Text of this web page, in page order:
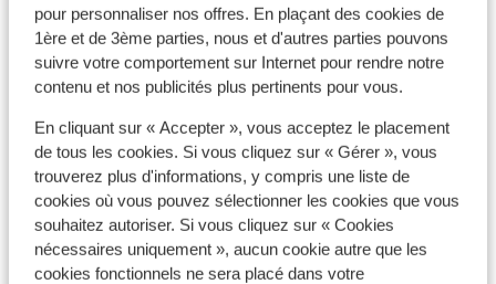
pour personnaliser nos offres. En plaçant des cookies de
1ère et de 3ème parties, nous et d'autres parties pouvons
suivre votre comportement sur Internet pour rendre notre
contenu et nos publicités plus pertinents pour vous.
En cliquant sur « Accepter », vous acceptez le placement
de tous les cookies. Si vous cliquez sur « Gérer », vous
trouverez plus d'informations, y compris une liste de
cookies où vous pouvez sélectionner les cookies que vous
souhaitez autoriser. Si vous cliquez sur « Cookies
nécessaires uniquement », aucun cookie autre que les
cookies fonctionnels ne sera placé dans votre
À proximité
Distance de la plage environ 300 mètres (plage de
sable)
À la périphérie
Distance de l'aéroport environ 15 kilomètres
Distance jusqu'à l'arrêt de bus environ 400
mètres: à Corfu town
Distance jusqu'au distributeur d'argent environ
400 mètres
Distance aux magasins les plus proches environ 50